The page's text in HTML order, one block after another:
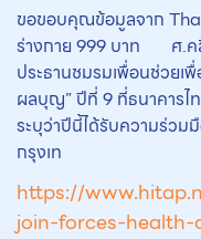
ขอขอบคุณข้อมูลจาก
ร่างกาย 999 บาท ศ.ค
ประธานชมรมเพื่อนช่วยเ
ผลบุญ” ปีที่ 9 ที่ธนาคารไ
ระบุว่าปีนี้ได้รับความร่วม
กรุงเท
https://
join-forces-